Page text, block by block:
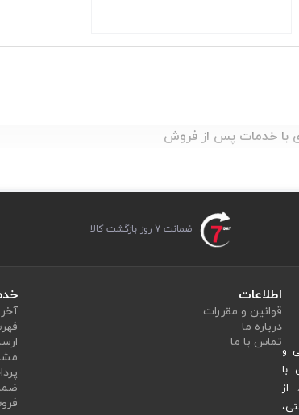
با خدمات پس از فروش
ضمانت 7 روز بازگشت کالا
و
با
از
اطلاعات
قوانین و مقررات
درباره ما
تماس با ما
ضمانت 7